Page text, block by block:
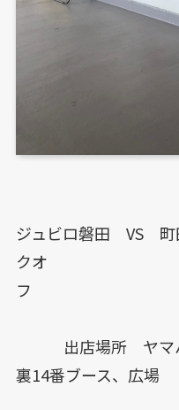
ジュビロ磐田 VS
クオ
出店場所 ヤマハ
裏14番ブース、広場